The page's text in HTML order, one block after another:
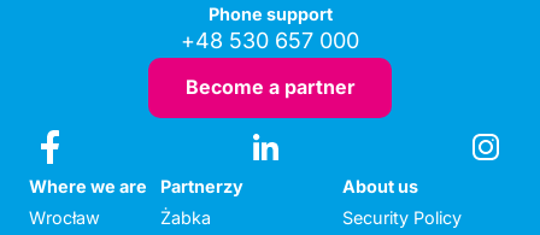
Phone support
+48 530 657 000
Become a partner
Where we are
Wrocław
Partnerzy
Żabka
About us
Security Policy